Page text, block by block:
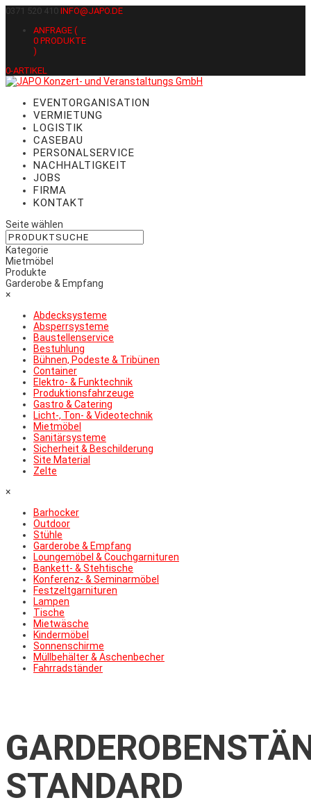
0371 520 410 INFO@JAPO.DE
ANFRAGE (
0 PRODUKTE
)
0-ARTIKEL
EVENTORGANISATION
VERMIETUNG
LOGISTIK
CASEBAU
PERSONALSERVICE
NACHHALTIGKEIT
JOBS
FIRMA
KONTAKT
Seite wählen
Kategorie
Mietmöbel
Produkte
Garderobe & Empfang
×
Abdecksysteme
Absperrsysteme
Baustellenservice
Bestuhlung
Bühnen, Podeste & Tribünen
Container
Elektro- & Funktechnik
Produktionsfahrzeuge
Gastro & Catering
Licht-, Ton- & Videotechnik
Mietmöbel
Sanitärsysteme
Sicherheit & Beschilderung
Site Material
Zelte
×
Barhocker
Outdoor
Stühle
Garderobe & Empfang
Loungemöbel & Couchgarnituren
Bankett- & Stehtische
Konferenz- & Seminarmöbel
Festzeltgarnituren
Lampen
Tische
Mietwäsche
Kindermöbel
Sonnenschirme
Müllbehälter & Aschenbecher
Fahrradständer
STANDARD